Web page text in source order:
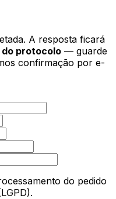
A resposta ficará
do protocolo — guarde
confirmação por e-
do pedido